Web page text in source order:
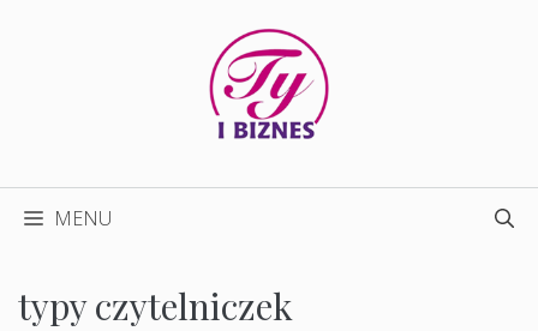
MENU
typy czytelniczek